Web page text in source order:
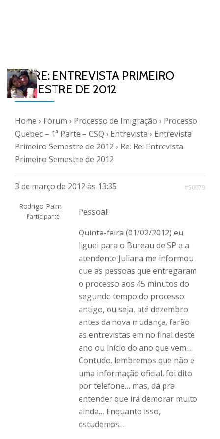
RE: RE: ENTREVISTA PRIMEIRO
SEMESTRE DE 2012
Home › Fórum › Processo de Imigração › Processo
Québec – 1ª Parte – CSQ › Entrevista › Entrevista
Primeiro Semestre de 2012 › Re: Re: Entrevista
Primeiro Semestre de 2012
3 de março de 2012 às 13:35 #50979
Rodrigo Paim
Participante
Pessoal!
Quinta-feira (01/02/2012) eu
liguei para o Bureau de SP e a
atendente Juliana me informou
que as pessoas que entregaram
o processo aos 45 minutos do
segundo tempo do processo
antigo, ou seja, até dezembro
antes da nova mudança, farão
as entrevistas em no final deste
ano ou início do ano que vem…
Contudo, lembremos que não é
uma informação oficial, foi dito
por telefone… mas, dá pra
entender que irá demorar muito
ainda… Enquanto isso,
estudemos…